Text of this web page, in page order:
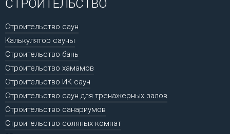
СТРОИТЕЛЬСТВО
Строительство саун
Калькулятор сауны
Строительство бань
Строительство хамамов
Строительство ИК саун
Строительство саун для тренажерных залов
Строительство санариумов
Строительство соляных комнат